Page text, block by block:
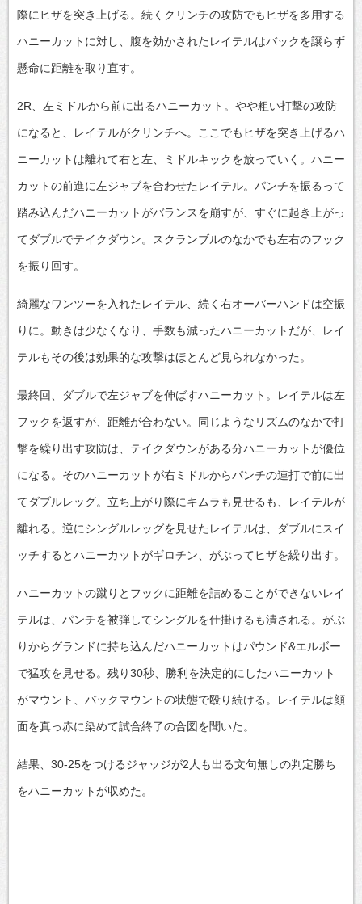
際にヒザを突き上げる。続くクリンチの攻防でもヒザを多用する
ハニーカットに対し、腹を効かされたレイテルはバックを譲らず
懸命に距離を取り直す。
2R、左ミドルから前に出るハニーカット。やや粗い打撃の攻防
になると、レイテルがクリンチへ。ここでもヒザを突き上げるハ
ニーカットは離れて右と左、ミドルキックを放っていく。ハニー
カットの前進に左ジャブを合わせたレイテル。パンチを振るって
踏み込んだハニーカットがバランスを崩すが、すぐに起き上がっ
てダブルでテイクダウン。スクランブルのなかでも左右のフック
を振り回す。
綺麗なワンツーを入れたレイテル、続く右オーバーハンドは空振
りに。動きは少なくなり、手数も減ったハニーカットだが、レイ
テルもその後は効果的な攻撃はほとんど見られなかった。
最終回、ダブルで左ジャブを伸ばすハニーカット。レイテルは左
フックを返すが、距離が合わない。同じようなリズムのなかで打
撃を繰り出す攻防は、テイクダウンがある分ハニーカットが優位
になる。そのハニーカットが右ミドルからパンチの連打で前に出
てダブルレッグ。立ち上がり際にキムラも見せるも、レイテルが
離れる。逆にシングルレッグを見せたレイテルは、ダブルにスイ
ッチするとハニーカットがギロチン、がぶってヒザを繰り出す。
ハニーカットの蹴りとフックに距離を詰めることができないレイ
テルは、パンチを被弾してシングルを仕掛けるも潰される。がぶ
りからグランドに持ち込んだハニーカットはパウンド&エルボー
で猛攻を見せる。残り30秒、勝利を決定的にしたハニーカット
がマウント、バックマウントの状態で殴り続ける。レイテルは顔
面を真っ赤に染めて試合終了の合図を聞いた。
結果、30-25をつけるジャッジが2人も出る文句無しの判定勝ち
をハニーカットが収めた。